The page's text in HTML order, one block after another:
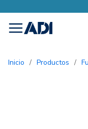
menu
Inicio / Productos /